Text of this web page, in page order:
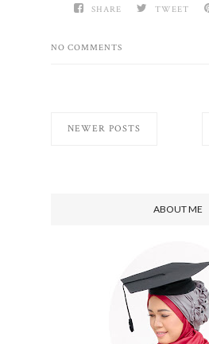
SHARE TWEET
NO COMMENTS
NEWER POSTS
ABOUT ME